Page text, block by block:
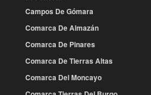
Campos De Gómara
Comarca De Almazán
Comarca De Pinares
Comarca De Tierras Altas
Comarca Del Moncayo